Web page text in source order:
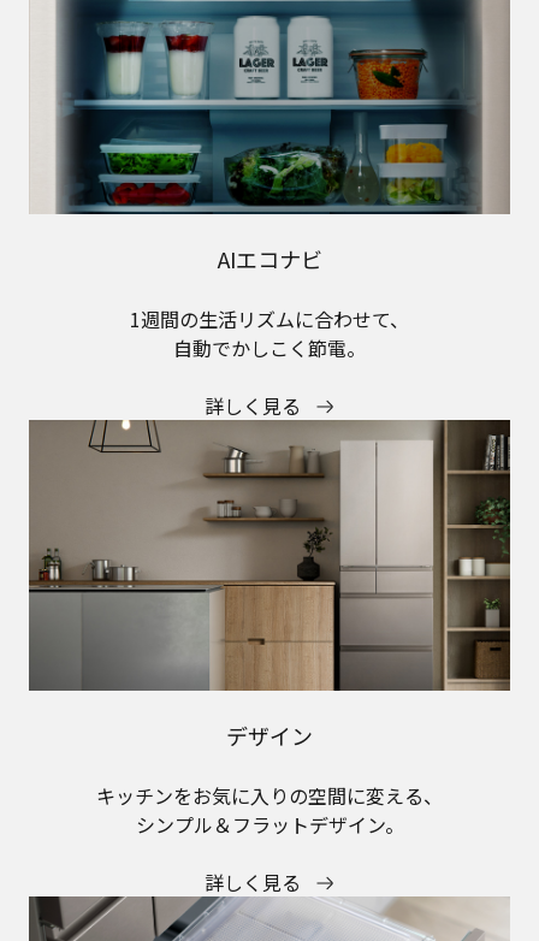
AIエコナビ
1週間の生活リズムに合わせて、
自動でかしこく節電。
詳しく見る
デザイン
キッチンをお気に入りの空間に変える、
シンプル＆フラットデザイン。
詳しく見る